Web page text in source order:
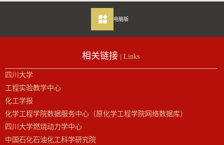
电脑版
相关链接 | Links
四川大学
工程实验教学中心
化工学报
化学工程学院数据服务中心（原化学工程学院网络数据库）
四川大学燃烧动力学中心
中国石化石油化工科学研究院